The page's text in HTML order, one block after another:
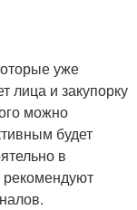
уже
лица и закупорку
можно
будет
в
рекомендуют